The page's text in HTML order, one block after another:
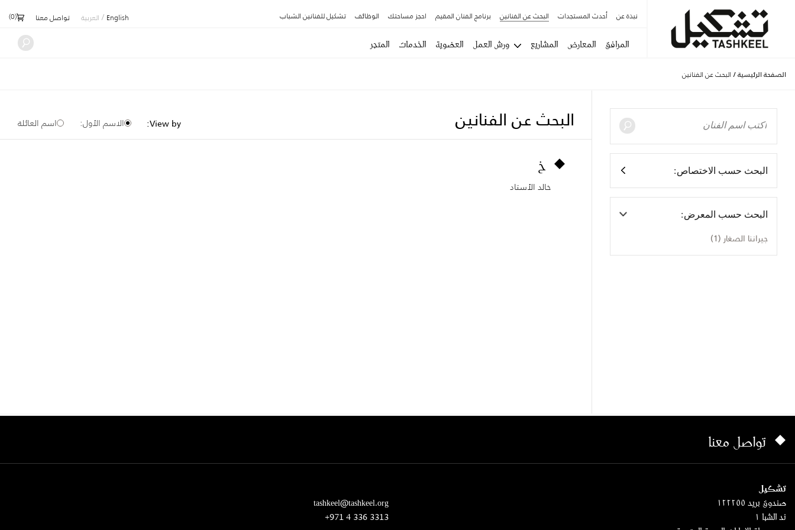
نبذة عن أحدث المستجدات البحث عن الفنانين برنامج الفنان المقيم احجز مساحتك الوظائف تشكيل للفنانين الشباب English
/ العربية تواصل معنا (
0
)
المرافق المعارض المشاريع ورش العمل العضوية الخدمات المتجر
الصفحة الرئيسية / البحث عن الفنانين
البحث حسب الاختصاص:
البحث حسب المعرض:
جيراننا الصغار (1)
البحث عن الفنانين View by: الاسم الأول: اسم العائلة
خ
خالد الأستاد
تواصل معنا
تشكيل
صندوق بريد ١٢٢٢٥٥
ند الشبا ١
tashkeel@tashkeel.org
+971 4 336 3313